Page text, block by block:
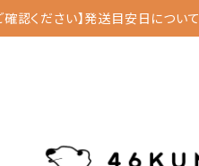
確認ください】発送目安日について